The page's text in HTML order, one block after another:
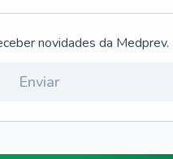
novidades da Medprev.
Enviar